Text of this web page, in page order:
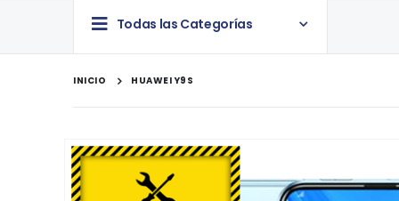
Todas las Categorías
INICIO HUAWEI Y9S
Saltar
al
final